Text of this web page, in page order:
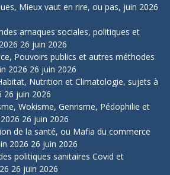
Mieux vaut en rire, ou pas, juin 2026
arnaques sociales, politiques et
26 juin 2026
Pouvoirs publics et autres méthodes
2026 26 juin 2026
Nutrition et Climatologie, sujets à
26 juin 2026
Wokisme, Genrisme, Pédophilie et
26 juin 2026
de la santé, ou Mafia du commerce
2026 26 juin 2026
politiques sanitaires Covid et
26 juin 2026